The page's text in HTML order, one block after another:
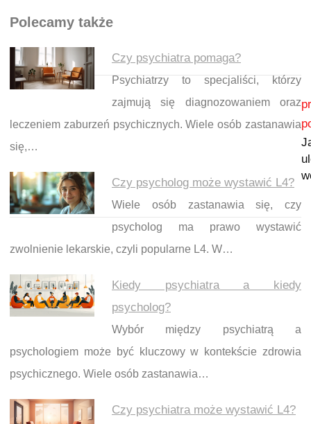
Polecamy także
Czy psychiatra pomaga?
Psychiatrzy to specjaliści, którzy
zajmują się diagnozowaniem oraz
leczeniem zaburzeń psychicznych. Wiele osób zastanawia
się,…
Czy psycholog może wystawić L4?
Wiele osób zastanawia się, czy
psycholog ma prawo wystawić
zwolnienie lekarskie, czyli popularne L4. W…
Kiedy psychiatra a kiedy
psycholog?
Wybór między psychiatrą a
psychologiem może być kluczowy w kontekście zdrowia
psychicznego. Wiele osób zastanawia…
Czy psychiatra może wystawić L4?
Nawigacja wpisu